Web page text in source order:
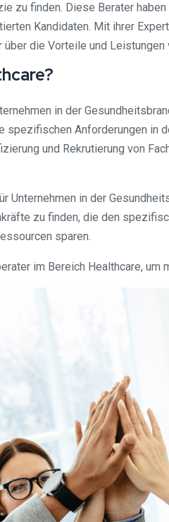
zu finden. Diese Berater
Kandidaten. Mit ihrer
die Vorteile und
in der
Anforderungen in
und Rekrutierung von
in der
zu finden, die den
sparen.
im Bereich Healthcare, um